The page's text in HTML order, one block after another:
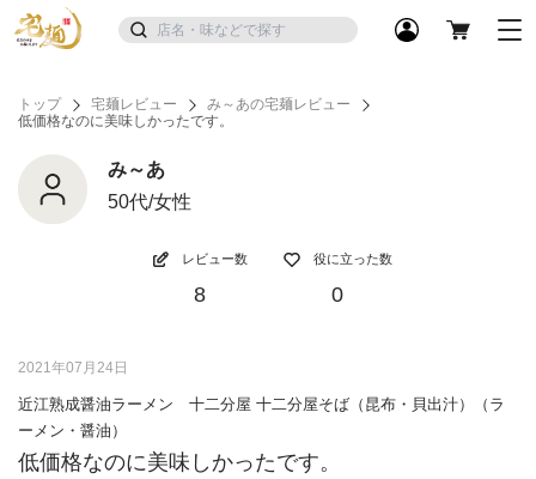
トップ 宅麺レビュー
み～あの宅麺レビュー
低価格なのに美味しかったです。
み～あ
50代/女性
レビュー数
8
役に立った数
0
2021年07月24日
近江熟成醤油ラーメン 十二分屋 十二分屋そば（昆布・貝出汁）（ラ
ーメン・醤油）
低価格なのに美味しかったです。